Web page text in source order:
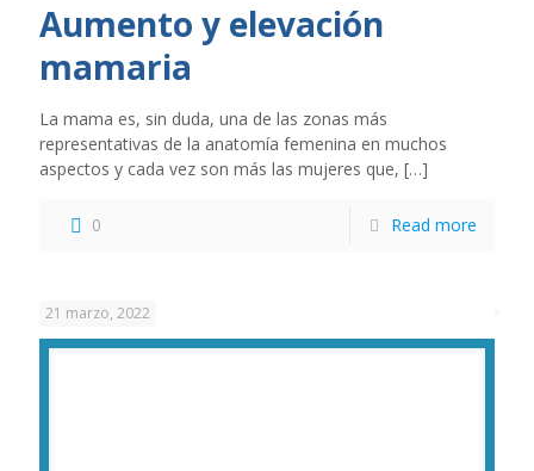
Aumento y elevación
mamaria
La mama es, sin duda, una de las zonas más
representativas de la anatomía femenina en muchos
aspectos y cada vez son más las mujeres que, […]
0 Read more
21 marzo, 2022